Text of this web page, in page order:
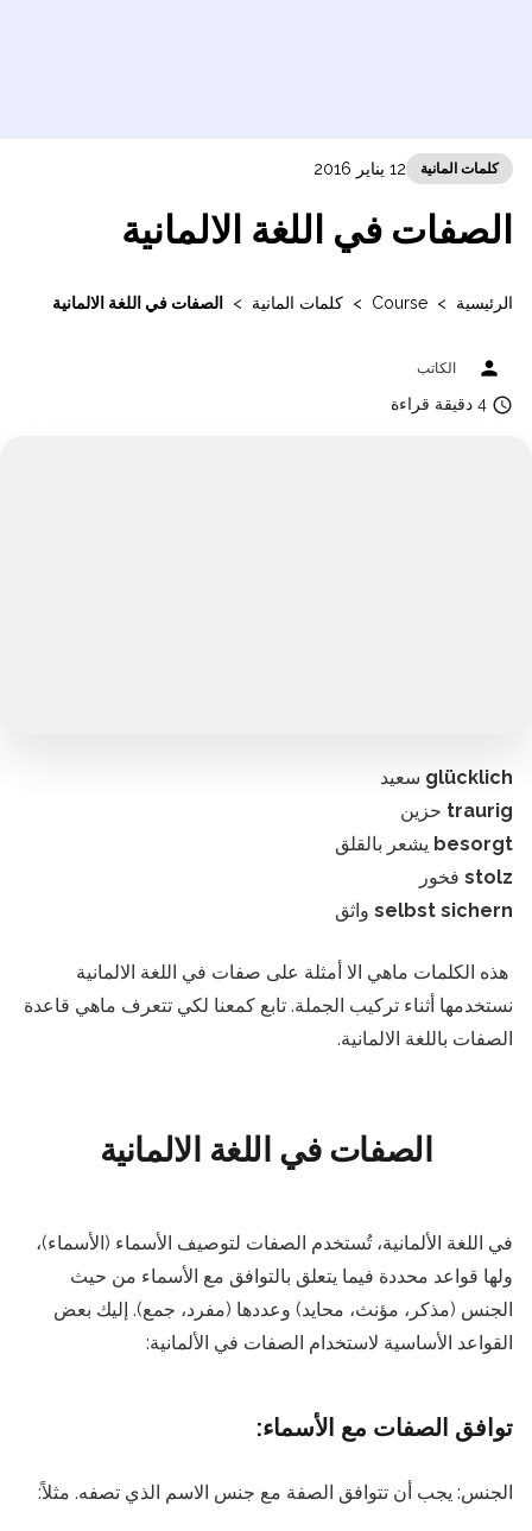
كلمات المانية 12 يناير 2016
الصفات في اللغة الالمانية
الرئيسية >
Course
> كلمات المانية > الصفات في اللغة الالمانية
person الكاتب
access_time 4 دقيقة قراءة
glücklich
traurig
besorgt
stolz
selbst sichern
هذه الكلمات ماهي الا أمثلة على صفات في اللغة الالمانية
نستخدمها أثناء تركيب الجملة. تابع كمعنا لكي تتعرف ماهي قاعدة
الصفات باللغة الالمانية.
الصفات في اللغة الالمانية
في اللغة الألمانية، تُستخدم الصفات لتوصيف الأسماء (الأسماء)،
ولها قواعد محددة فيما يتعلق بالتوافق مع الأسماء من حيث
الجنس (مذكر، مؤنث، محايد) وعددها (مفرد، جمع). إليك بعض
القواعد الأساسية لاستخدام الصفات في الألمانية:
توافق الصفات مع الأسماء:
الجنس: يجب أن تتوافق الصفة مع جنس الاسم الذي تصفه. مثلاً: